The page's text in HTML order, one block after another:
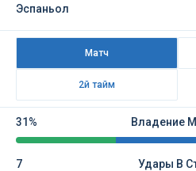
Эспаньол
Матч
2й тайм
31% Владение
7 Удары В